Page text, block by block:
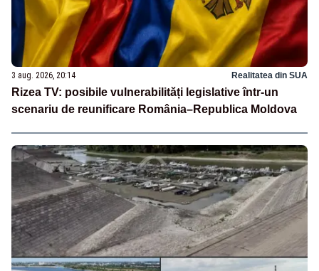
3 aug. 2026, 20:14 Realitatea din SUA
Rizea TV: posibile vulnerabilități legislative într-un
scenariu de reunificare România–Republica Moldova